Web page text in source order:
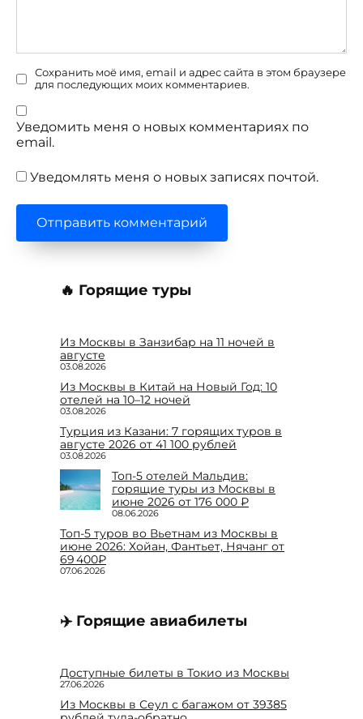
Сохранить моё имя, email и адрес сайта в этом браузере
для последующих моих комментариев.
Уведомить меня о новых комментариях по
email.
Уведомлять меня о новых записях почтой.
🔥 Горящие туры
Из Москвы в Занзибар на 11 ночей в
августе
03.08.2026
Из Москвы в Китай на Новый Год: 10
отелей на 10–12 ночей
03.08.2026
Турция из Казани: 7 горящих туров в
августе 2026 от 41 100 рублей
03.08.2026
Топ-5 отелей Мальдив:
горящие туры из Москвы в
июне 2026 от 176 000 ₽
08.06.2026
Топ-5 туров во Вьетнам из Москвы в
июне 2026: Хойан, Фантьет, Нячанг от
69 400₽
07.06.2026
✈️ Горящие авиабилеты
Доступные билеты в Токио из Москвы
27.06.2026
Из Москвы в Сеул с багажом от 39385